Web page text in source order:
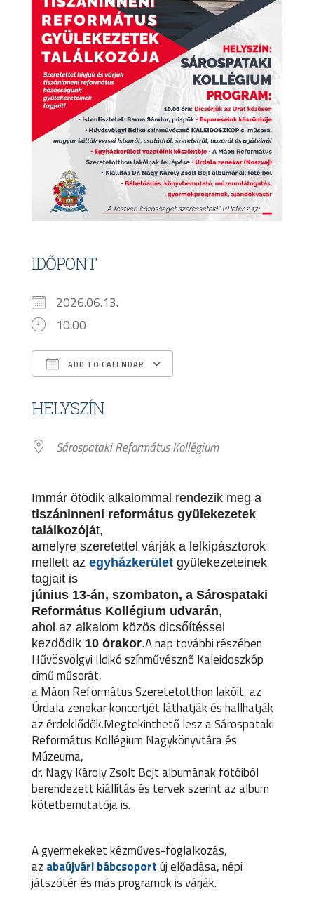
IDŐPONT
2026.06.13.
10:00
ADD TO CALENDAR
HELYSZÍN
Sárospataki Református Kollégium
Immár ötödik alkalommal rendezik meg a
tiszáninneni református gyülekezetek
találkozóját,
amelyre szeretettel várják a lelkipásztorok
mellett az egyházkerületgyülekezeteinek
tagjait is
június 13-án, szombaton, a Sárospataki
Református Kollégium udvarán,
ahol az alkalom közös dicsőítéssel
kezdődik 10 órakor.A nap további részében
Hűvösvölgyi Ildikó színművésznő Kaleidoszkóp
című műsorát,
a Máon Református Szeretetotthon lakóit, az
Úrdala zenekar koncertjét láthatják és hallhatják
az érdeklődők.Megtekinthető lesz a Sárospataki
Református Kollégium Nagykönyvtára és
Múzeuma,
dr. Nagy Károly Zsolt Böjt albumának fotóiból
berendezett kiállítás és tervek szerint az album
kötetbemutatója is.
A gyermekeket kézműves-foglalkozás,
az abaújvári bábcsoportúj előadása, népi
játszótér és más programok is várják.